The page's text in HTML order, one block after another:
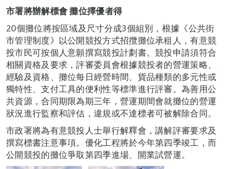
市署將辦解標會 攤位擇優者得
20個攤位將按區域及尺寸分成3個組別，根據《公共街
市管理制度》以公開競投方式招攬攤位承租人，有意競
投市民可按個人意願撰寫競投計劃書。競投申請須符合
相關資格及要求，評審委員會根據競投者的營運策略、
經驗及資格、攤位每日經營時間、貨品種類的多元性或
獨特性、支付工具的便利性等標準進行評審。為善用公
共資源，合同期限為期三年，營運期間會就攤位的營運
狀況進行監察和評估，違規或不達標者可被解除合同。
市政署將為有意競投人士舉行解釋會，講解評審要求及
撰寫標書注意事項。優化工程將於今年第四季竣工，而
公開競投的攤位爭取第四季進場、開業試營運。